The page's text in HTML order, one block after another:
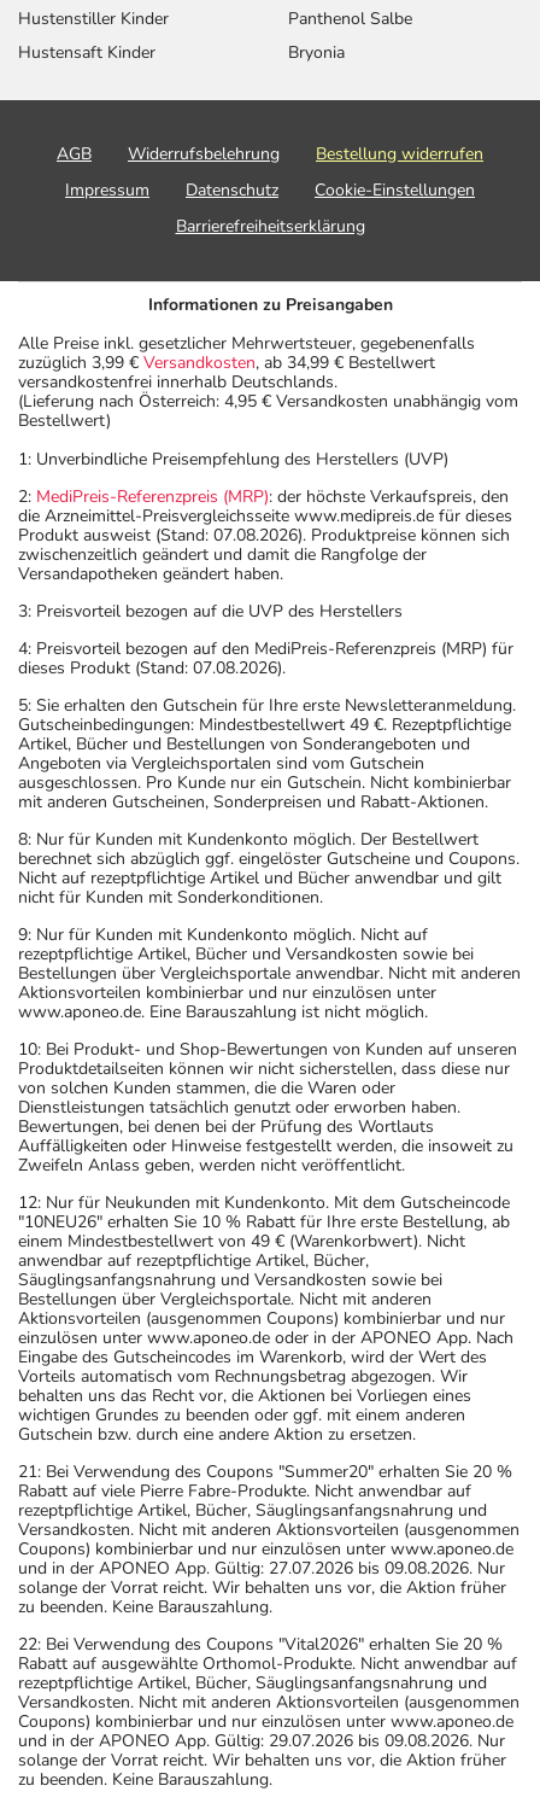
sich auf den letzten Tag des angegebenen Monats.
Hustenstiller Kinder
Hustensaft Kinder
Panthenol Salbe
Bryonia
AGB Widerrufsbelehrung
Bestellung widerrufen
Impressum
Datenschutz
Cookie-Einstellungen
Barrierefreiheitserklärung
Informationen zu Preisangaben
Alle Preise inkl. gesetzlicher Mehrwertsteuer, gegebenenfalls
zuzüglich 3,99 € Versandkosten, ab 34,99 € Bestellwert
versandkostenfrei innerhalb Deutschlands.
(Lieferung nach Österreich: 4,95 € Versandkosten unabhängig vom
Bestellwert)
1: Unverbindliche Preisempfehlung des Herstellers (UVP)
2: MediPreis-Referenzpreis (MRP): der höchste Verkaufspreis, den
die Arzneimittel-Preisvergleichsseite www.medipreis.de für dieses
Produkt ausweist (Stand: 07.08.2026). Produktpreise können sich
zwischenzeitlich geändert und damit die Rangfolge der
Versandapotheken geändert haben.
3: Preisvorteil bezogen auf die UVP des Herstellers
4: Preisvorteil bezogen auf den MediPreis-Referenzpreis (MRP) für
dieses Produkt (Stand: 07.08.2026).
5: Sie erhalten den Gutschein für Ihre erste Newsletteranmeldung.
Gutscheinbedingungen: Mindestbestellwert 49 €. Rezeptpflichtige
Artikel, Bücher und Bestellungen von Sonderangeboten und
Angeboten via Vergleichsportalen sind vom Gutschein
ausgeschlossen. Pro Kunde nur ein Gutschein. Nicht kombinierbar
mit anderen Gutscheinen, Sonderpreisen und Rabatt-Aktionen.
8: Nur für Kunden mit Kundenkonto möglich. Der Bestellwert
berechnet sich abzüglich ggf. eingelöster Gutscheine und Coupons.
Nicht auf rezeptpflichtige Artikel und Bücher anwendbar und gilt
nicht für Kunden mit Sonderkonditionen.
9: Nur für Kunden mit Kundenkonto möglich. Nicht auf
rezeptpflichtige Artikel, Bücher und Versandkosten sowie bei
Bestellungen über Vergleichsportale anwendbar. Nicht mit anderen
Aktionsvorteilen kombinierbar und nur einzulösen unter
www.aponeo.de. Eine Barauszahlung ist nicht möglich.
10: Bei Produkt- und Shop-Bewertungen von Kunden auf unseren
Produktdetailseiten können wir nicht sicherstellen, dass diese nur
von solchen Kunden stammen, die die Waren oder
Dienstleistungen tatsächlich genutzt oder erworben haben.
Bewertungen, bei denen bei der Prüfung des Wortlauts
Auffälligkeiten oder Hinweise festgestellt werden, die insoweit zu
Zweifeln Anlass geben, werden nicht veröffentlicht.
12: Nur für Neukunden mit Kundenkonto. Mit dem Gutscheincode
"10NEU26" erhalten Sie 10 % Rabatt für Ihre erste Bestellung, ab
einem Mindestbestellwert von 49 € (Warenkorbwert). Nicht
anwendbar auf rezeptpflichtige Artikel, Bücher,
Säuglingsanfangsnahrung und Versandkosten sowie bei
Bestellungen über Vergleichsportale. Nicht mit anderen
Aktionsvorteilen (ausgenommen Coupons) kombinierbar und nur
einzulösen unter www.aponeo.de oder in der APONEO App. Nach
Eingabe des Gutscheincodes im Warenkorb, wird der Wert des
Vorteils automatisch vom Rechnungsbetrag abgezogen. Wir
behalten uns das Recht vor, die Aktionen bei Vorliegen eines
wichtigen Grundes zu beenden oder ggf. mit einem anderen
Gutschein bzw. durch eine andere Aktion zu ersetzen.
21: Bei Verwendung des Coupons "Summer20" erhalten Sie 20 %
Rabatt auf viele Pierre Fabre-Produkte. Nicht anwendbar auf
rezeptpflichtige Artikel, Bücher, Säuglingsanfangsnahrung und
Versandkosten. Nicht mit anderen Aktionsvorteilen (ausgenommen
Coupons) kombinierbar und nur einzulösen unter www.aponeo.de
und in der APONEO App. Gültig: 27.07.2026 bis 09.08.2026. Nur
solange der Vorrat reicht. Wir behalten uns vor, die Aktion früher
zu beenden. Keine Barauszahlung.
22: Bei Verwendung des Coupons "Vital2026" erhalten Sie 20 %
Rabatt auf ausgewählte Orthomol-Produkte. Nicht anwendbar auf
rezeptpflichtige Artikel, Bücher, Säuglingsanfangsnahrung und
Versandkosten. Nicht mit anderen Aktionsvorteilen (ausgenommen
Coupons) kombinierbar und nur einzulösen unter www.aponeo.de
und in der APONEO App. Gültig: 29.07.2026 bis 09.08.2026. Nur
solange der Vorrat reicht. Wir behalten uns vor, die Aktion früher
zu beenden. Keine Barauszahlung.